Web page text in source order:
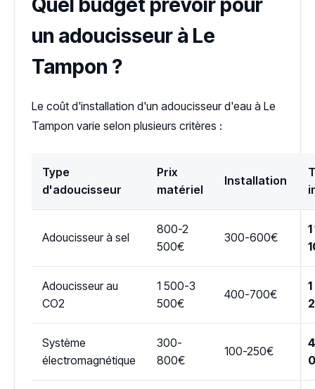
Quel budget prévoir pour
un adoucisseur à Le
Tampon ?
Le coût d'installation d'un adoucisseur d'eau à Le
Tampon varie selon plusieurs critères :
Type
d'adoucisseur
Prix
matériel
Installation
Adoucisseur à sel
800-2
500€
300-600€
Adoucisseur au
CO2
1 500-3
500€
400-700€
Système
électromagnétique
300-
800€
100-250€